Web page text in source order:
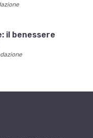
il benessere